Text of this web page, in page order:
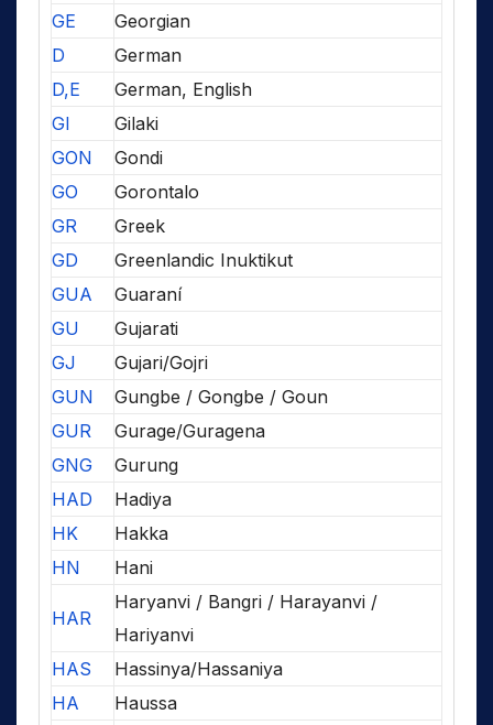
GE
Georgian
D
German
D,E
German, English
GI
Gilaki
GON
Gondi
GO
Gorontalo
GR
Greek
GD
Greenlandic Inuktikut
GUA
Guaraní
GU
Gujarati
GJ
Gujari/Gojri
GUN
Gungbe / Gongbe / Goun
GUR
Gurage/Guragena
GNG
Gurung
HAD
Hadiya
HK
Hakka
HN
Hani
HAR
Haryanvi / Bangri / Harayanvi /
Hariyanvi
HAS
Hassinya/Hassaniya
HA
Haussa